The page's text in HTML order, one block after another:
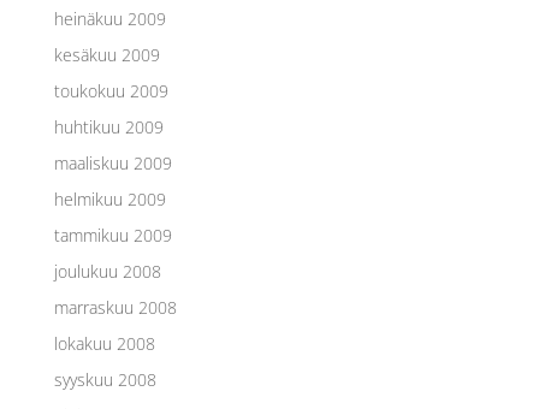
heinäkuu 2009
kesäkuu 2009
toukokuu 2009
huhtikuu 2009
maaliskuu 2009
helmikuu 2009
tammikuu 2009
joulukuu 2008
marraskuu 2008
lokakuu 2008
syyskuu 2008